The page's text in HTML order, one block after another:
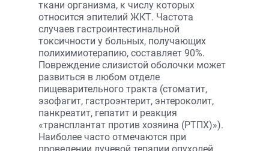
ткани организма, к числу которых
относится эпителий ЖКТ. Частота
случаев гастроинтестинальной
токсичности у больных, получающих
полихимиотерапию, составляет 90%.
Повреждение слизистой оболочки может
развиться в любом отделе
пищеварительного тракта (стоматит,
эзофагит, гастроэнтерит, энтероколит,
панкреатит, гепатит и реакция
«трансплантат против хозяина (РТПХ)»).
Наиболее часто отмечаются при